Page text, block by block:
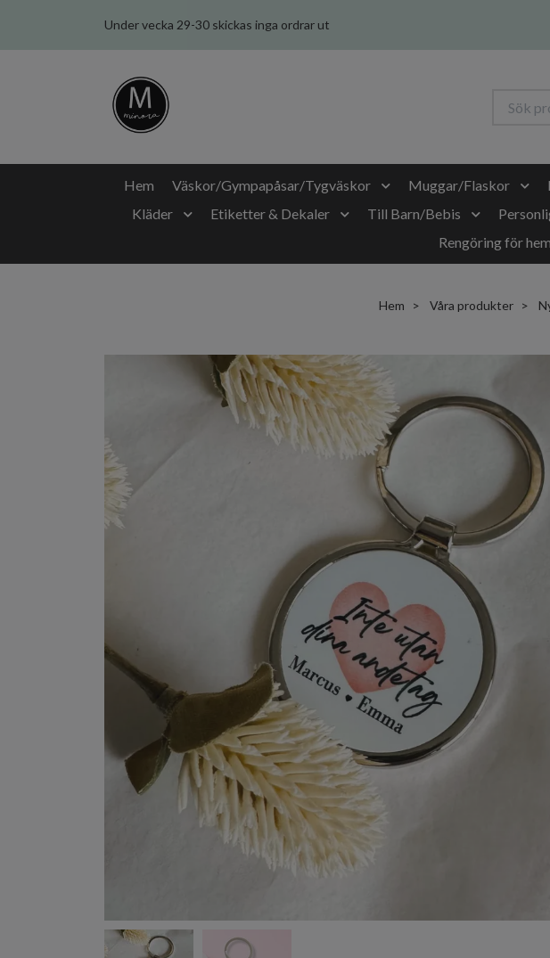
Under vecka 29-30 skickas inga ordrar ut
Hem Väskor/Gympapåsar/Tygväskor Muggar/Flaskor
Kläder
Etiketter & Dekaler Till Barn/Bebis
Rengöring för
Hem Våra produkter